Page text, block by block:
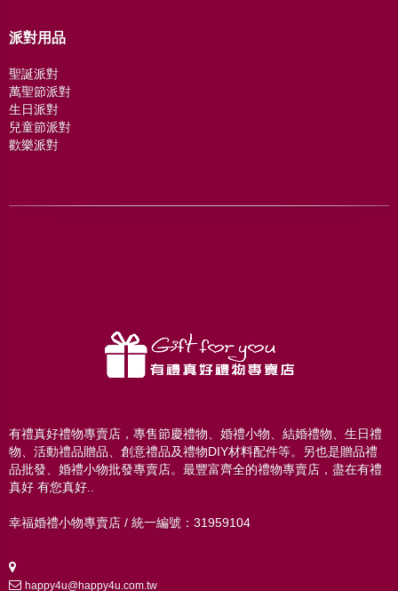
派對用品
聖誕派對
萬聖節派對
生日派對
兒童節派對
歡樂派對
有禮真好禮物專賣店，專售節慶禮物、婚禮小物、結婚禮物、生日禮
物、活動禮品贈品、創意禮品及禮物DIY材料配件等。另也是贈品禮
品批發、婚禮小物批發專賣店。最豐富齊全的禮物專賣店，盡在有禮
真好 有您真好..
幸福婚禮小物專賣店 / 統一編號：31959104
happy4u@happy4u.com.tw